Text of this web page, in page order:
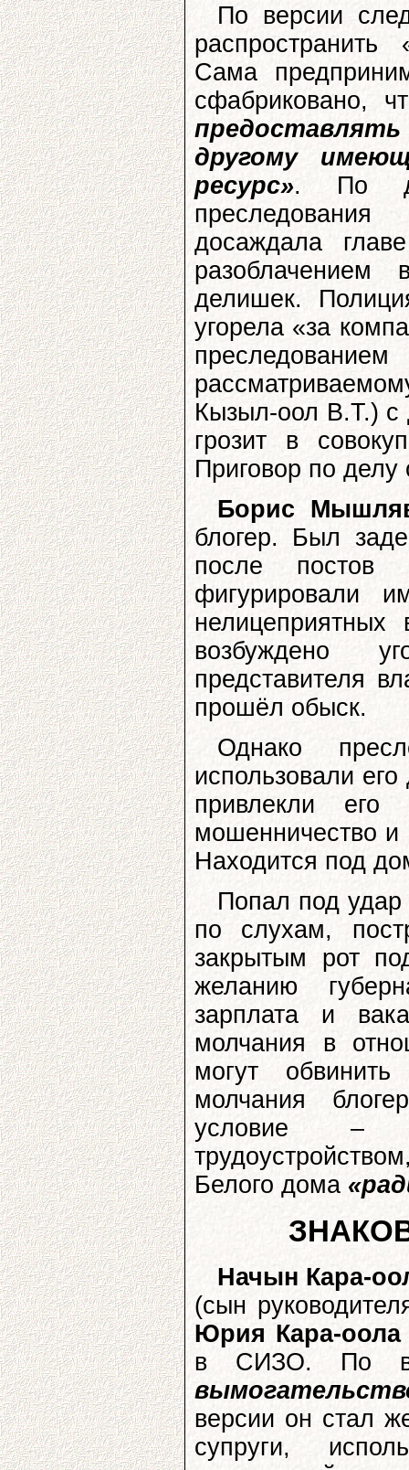
По версии
Сама
сфабриковано,
другому
ресурс». По
досаждала
разоблачением
делишек.
угорела «за
Кызыл-оол В.Т.) с
грозит в
Приговор по
Борис
блогер. Был
после постов
фигурировали
возбуждено
представителя
прошёл обыск.
Однако
использовали
привлекли
мошенничество и
Находится под
Попал под
по слухам,
закрытым рот
желанию
зарплата и
молчания в
могут
молчания
условие –
Белого дома
Начын Кара-
(сын
Юрия Кара-оола
в СИЗО. По
версии он стал
супруги,